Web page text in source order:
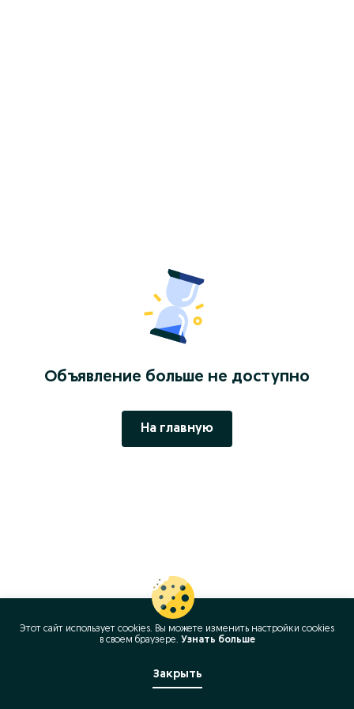
Объявление больше не доступно
На главную
Этот сайт использует cookies. Вы можете изменить настройки cookies
в своeм браузере. Узнать больше
Закрыть